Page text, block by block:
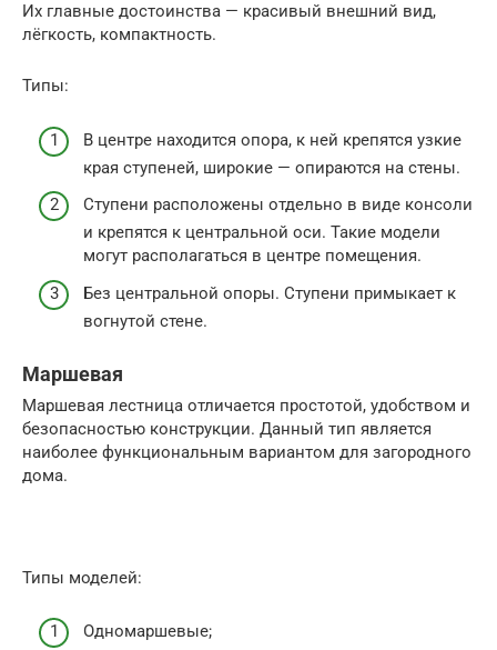
Их главные достоинства — красивый внешний вид,
лёгкость, компактность.
Типы:
В центре находится опора, к ней крепятся узкие
края ступеней, широкие — опираются на стены.
Ступени расположены отдельно в виде консоли
и крепятся к центральной оси. Такие модели
могут располагаться в центре помещения.
Без центральной опоры. Ступени примыкает к
вогнутой стене.
Маршевая
Маршевая лестница отличается простотой, удобством и
безопасностью конструкции. Данный тип является
наиболее функциональным вариантом для загородного
дома.
Типы моделей:
Одномаршевые;